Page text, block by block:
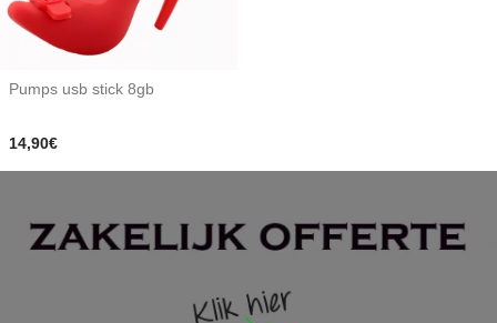
Pumps usb stick 8gb
14,90€